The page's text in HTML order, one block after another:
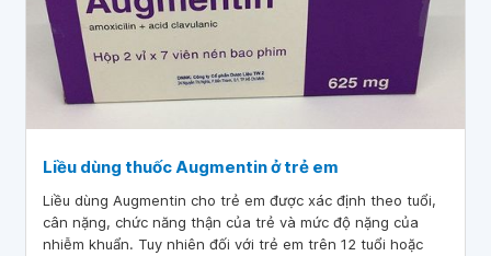
Liều dùng thuốc Augmentin ở trẻ em
Liều dùng Augmentin cho trẻ em được xác định theo tuổi,
cân nặng, chức năng thận của trẻ và mức độ nặng của
nhiễm khuẩn. Tuy nhiên đối với trẻ em trên 12 tuổi hoặc